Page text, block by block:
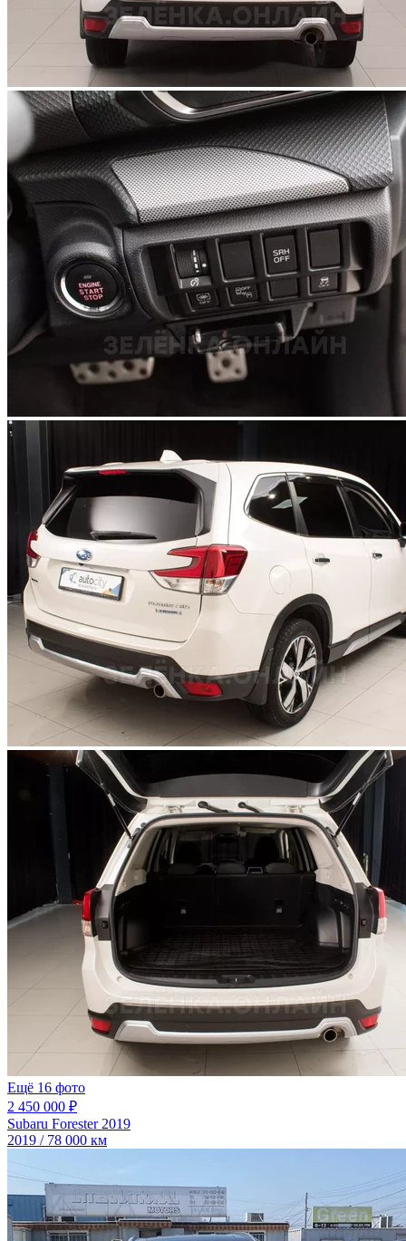
Ещё 16 фото
2 450 000 ₽
Subaru Forester 2019
2019 / 78 000 км